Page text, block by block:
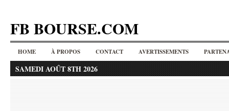
FB BOURSE.COM
HOME À PROPOS CONTACT AVERTISSEMENTS
SAMEDI AOÛT 8TH 2026